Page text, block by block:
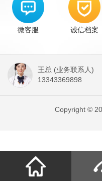
微客服 诚信档案
王总 (业务联系人)
13343369898
Copyright ©